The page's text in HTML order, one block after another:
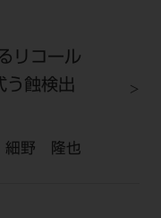
リコール
う蝕検出
細野 隆也